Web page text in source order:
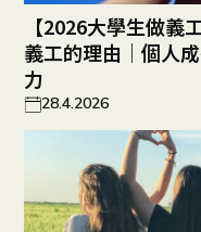
【2026大學生做
義工的理由｜個人
力
28.4.2026